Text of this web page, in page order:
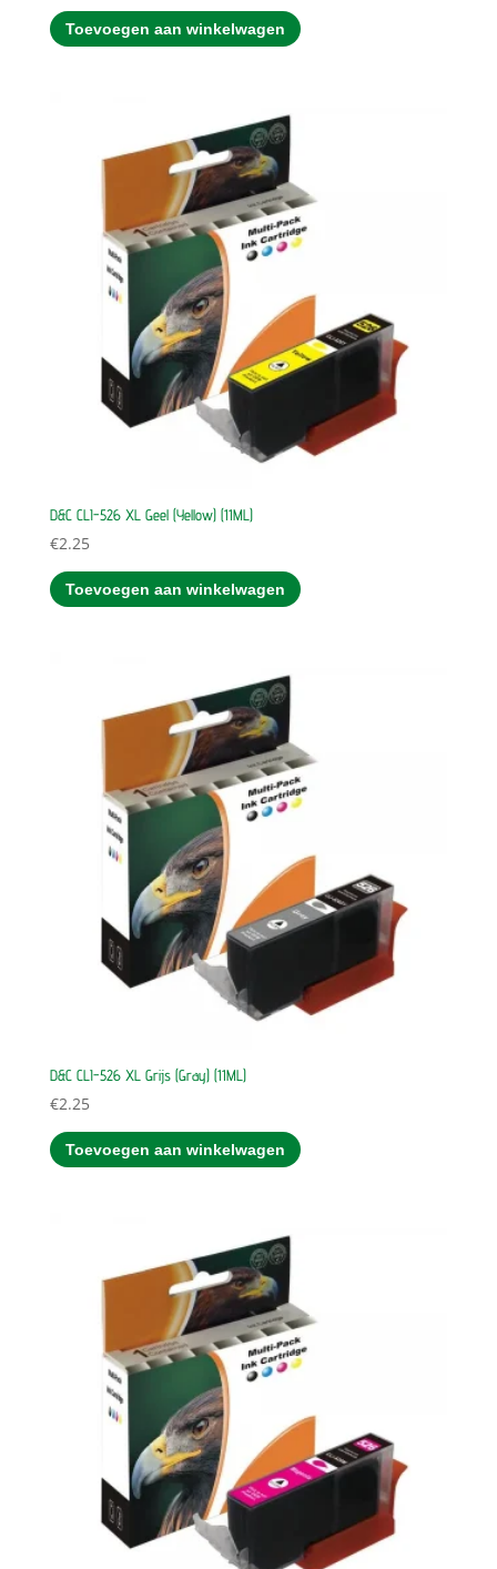
Toevoegen aan winkelwagen
D&C CLI-526 XL Geel (Yellow) (11ML)
€2.25
Toevoegen aan winkelwagen
D&C CLI-526 XL Grijs (Gray) (11ML)
€2.25
Toevoegen aan winkelwagen